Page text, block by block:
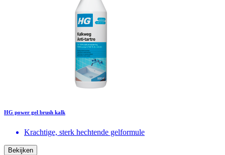
HG power gel brush kalk
Krachtige, sterk hechtende gelformule
Bekijken